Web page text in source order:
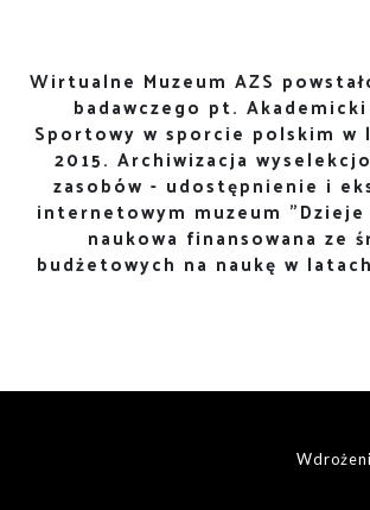
Wirtualne Muzeum AZS
badawczego pt.
Sportowy w sporcie polskim w
2015. Archiwizacja
zasobów - udostępnienie i
internetowym muzeum "Dzieje
naukowa finansowana ze
budżetowych na naukę w